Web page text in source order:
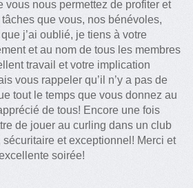
vous nous permettez de profiter et
que vous, nos bénévoles,
j’ai oublié, je tiens à votre
et au nom de tous les membres
travail et votre implication
vous rappeler qu’il n’y a pas de
tout le temps que vous donnez au
de tous! Encore une fois
de jouer au curling dans un club
et exceptionnel! Merci et
soirée!